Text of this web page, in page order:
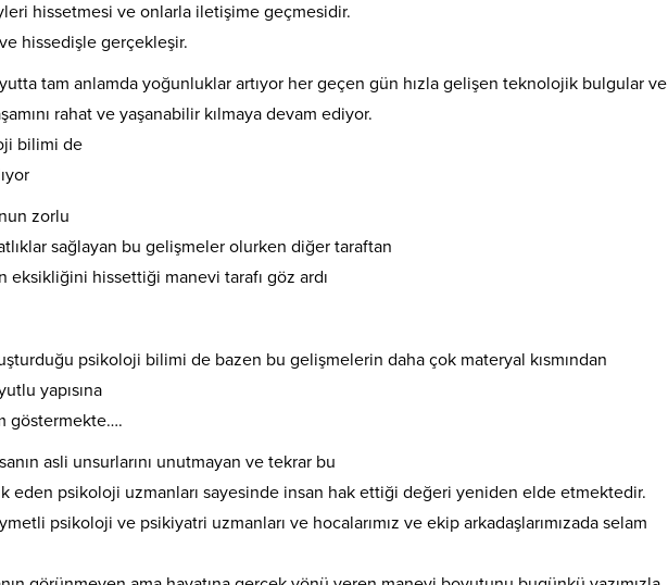
hissetmesi ve onlarla iletişime geçmesidir.
hissedişle gerçekleşir.
tam anlamda yoğunluklar artıyor her geçen gün hızla gelişen teknolojik bulgular ve
rahat ve yaşanabilir kılmaya devam ediyor.
bilimi de
zorlu
sağlayan bu gelişmeler olurken diğer taraftan
eksikliğini hissettiği manevi tarafı göz ardı
psikoloji bilimi de bazen bu gelişmelerin daha çok materyal kısmından
yapısına
göstermekte….
asli unsurlarını unutmayan ve tekrar bu
eden psikoloji uzmanları sayesinde insan hak ettiği değeri yeniden elde etmektedir.
psikoloji ve psikiyatri uzmanları ve hocalarımız ve ekip arkadaşlarımızada selam